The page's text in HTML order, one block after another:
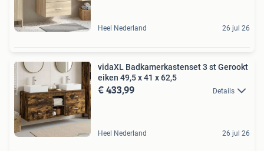
Heel Nederland 26 jul 26
vidaXL Badkamerkastenset 3 st Gerookt
eiken 49,5 x 41 x 62,5
€ 433,99 Details
Heel Nederland 26 jul 26